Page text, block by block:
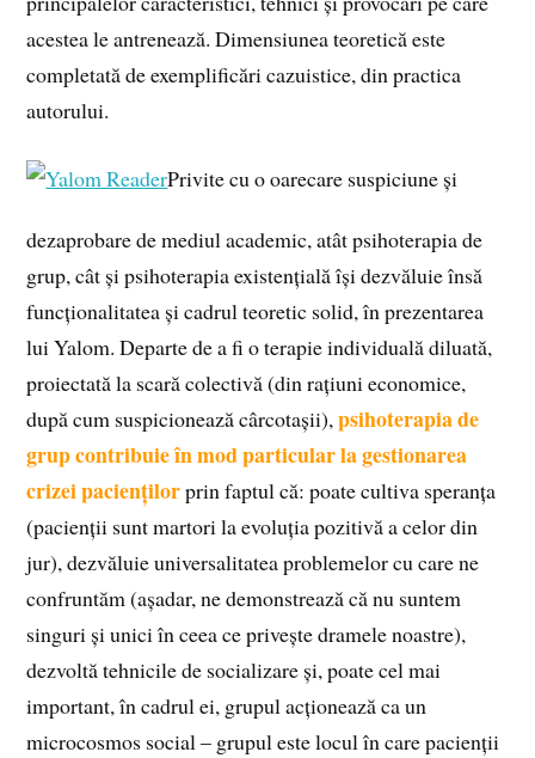
acestea le antrenează. Dimensiunea teoretică este
completată de exemplificări cazuistice, din practica
autorului.
Privite cu o oarecare suspiciune și
dezaprobare de mediul academic, atât psihoterapia de
grup, cât și psihoterapia existențială își dezvăluie însă
funcționalitatea și cadrul teoretic solid, în prezentarea
lui Yalom. Departe de a fi o terapie individuală diluată,
proiectată la scară colectivă (din rațiuni economice,
după cum suspicionează cârcotașii),psihoterapia de
grup contribuie în mod particular la gestionarea
crizei paciențilorprin faptul că: poate cultiva speranța
(pacienții sunt martori la evoluția pozitivă a celor din
jur), dezvăluie universalitatea problemelor cu care ne
confruntăm (așadar, ne demonstrează că nu suntem
singuri și unici în ceea ce privește dramele noastre),
dezvoltă tehnicile de socializare și, poate cel mai
important, în cadrul ei, grupul acționează ca un
microcosmos social – grupul este locul în care pacienții